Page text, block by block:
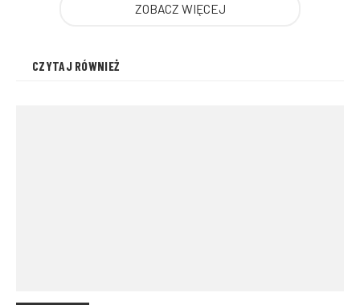
ZOBACZ WIĘCEJ
CZYTAJ RÓWNIEŻ